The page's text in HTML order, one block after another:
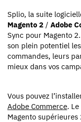
Splio, la suite
Magento 2 / Adobe
Sync pour Magento
son plein potentiel
commandes, leurs
mieux dans vos
Vous pouvez
Adobe Commerce.
Magento supérieures